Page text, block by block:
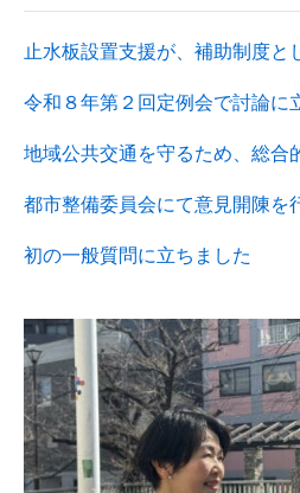
止水板設置支援が、補助制度と
令和８年第２回定例会で討論に
地域公共交通を守るため、総合
都市整備委員会にて意見開陳を
初の一般質問に立ちました